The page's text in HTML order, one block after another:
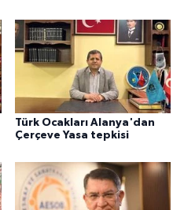
Türk Ocakları Alanya'dan
Çerçeve Yasa tepkisi